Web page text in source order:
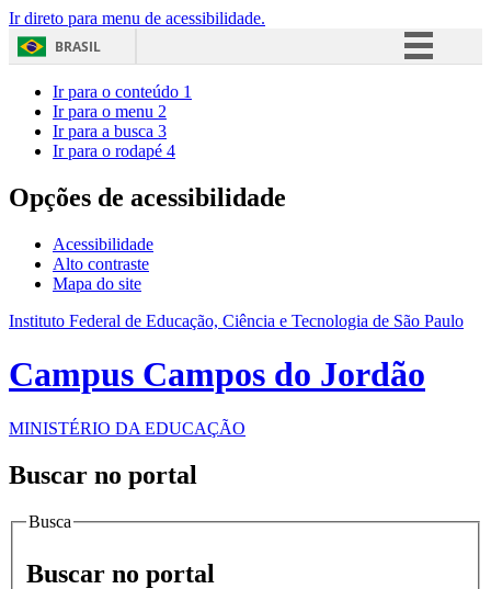
Ir direto para menu de acessibilidade.
BRASIL
Acesso à informação
Ir para o conteúdo 1
Ir para o menu 2
Ir para a busca 3
Ir para o rodapé 4
Opções de acessibilidade
Acessibilidade
Alto contraste
Mapa do site
Instituto Federal de Educação, Ciência e Tecnologia de São Paulo
Campus Campos do Jordão
MINISTÉRIO DA EDUCAÇÃO
Buscar no portal
Busca
Buscar no portal